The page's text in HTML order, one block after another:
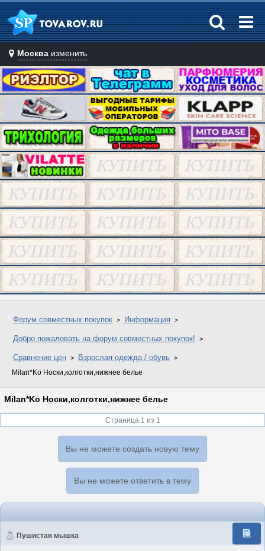
Москва изменить
Форум совместных покупок Информация
Добро пожаловать на форум совместных покупок!
Сравнение цен Взрослая одежда / обувь
Milan*Ko Носки,колготки,нижнее белье
Milan*Ko Носки,колготки,нижнее белье
Страница 1 из 1
Вы не можете создать новую тему
Вы не можете ответить в тему
Пушистая мышка